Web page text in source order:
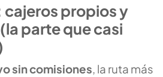
cajeros propios y
parte que casi
sin comisiones , la ruta más